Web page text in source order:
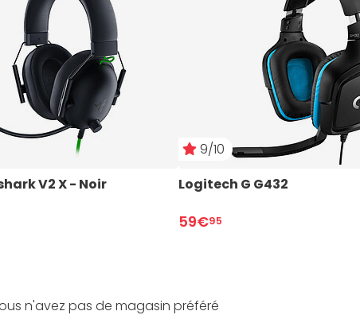
V2 X - Noir
9/10
Logitech G G432
59€95
n'avez pas de magasin préféré